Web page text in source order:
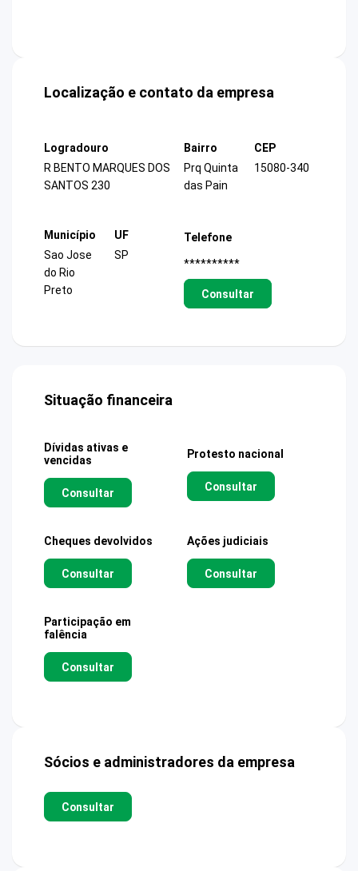
Localização e contato da empresa
Logradouro
R BENTO MARQUES DOS
SANTOS 230
Bairro
Prq Quinta
das Pain
CEP
15080-340
Município
Sao Jose
do Rio
Preto
UF
SP
Telefone
**********
Consultar
Situação financeira
Dívidas ativas e
vencidas
Consultar
Protesto nacional
Consultar
Cheques devolvidos
Consultar
Ações judiciais
Consultar
Participação em
falência
Consultar
Sócios e administradores da empresa
Consultar